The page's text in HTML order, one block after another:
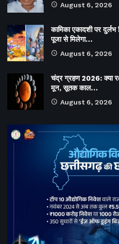
August 6, 2026
कामिका एकादशी पर
पूजा से मिलेगा…
August 6, 2026
चंद्र ग्रहण 2026: क्या
मून, सूतक काल…
August 6, 2026